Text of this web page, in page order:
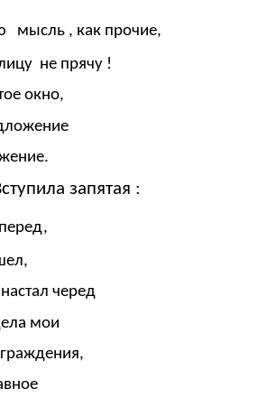
мысль , как прочие,
не прячу !
окно,
запятая :
черед
мои